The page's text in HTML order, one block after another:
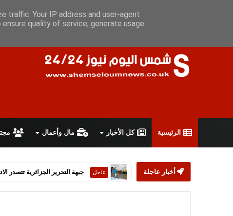
سياسة الخصوصية اتفاقية الاستخدام أعلن
الرئيسية كل الأخبار مال وأعمال
أخبار عاجلة عاجل ستارمر يعلن استقالته من رئاسة
traffic. Your IP address and user-agent
quality of service, generate usage